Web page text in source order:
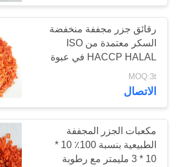
رقائق بونيتو
24
رقائق جزر مجففة منخفضة
السكر معتمدة من ISO
HACCP HALAL في عبوة
الأغذية
MOQ:3t
الاتصال
مكعبات الجزر المجففة
الطبيعية بنسبة 100٪ 10 *
10 * 3 مليمتر مع رطوبة